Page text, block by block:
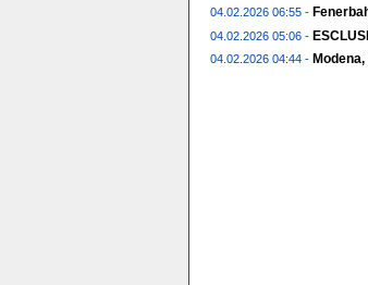
04.02.2026 06:55 -
04.02.2026 05:06 -
04.02.2026 04:44 -